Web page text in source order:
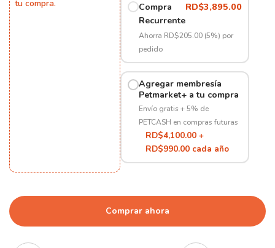
tu compra.
Compra
Recurrente
RD$3,895.00
Ahorra RD$205.00 (5%) por
pedido
Agregar membresía
Petmarket+ a tu compra
Envío gratis + 5% de
PETCASH en compras futuras
RD$4,100.00 +
RD$990.00 cada año
Comprar ahora